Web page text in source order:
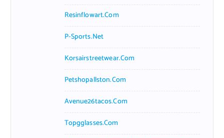
Resinflowart.com
P-Sports.net
Korsairstreetwear.com
Petshopallston.com
Avenue26tacos.com
Topgglasses.com